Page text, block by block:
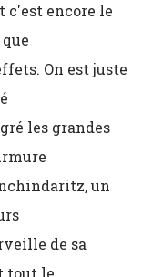
c'est encore le
On est juste
les grandes
un
de sa
tout le